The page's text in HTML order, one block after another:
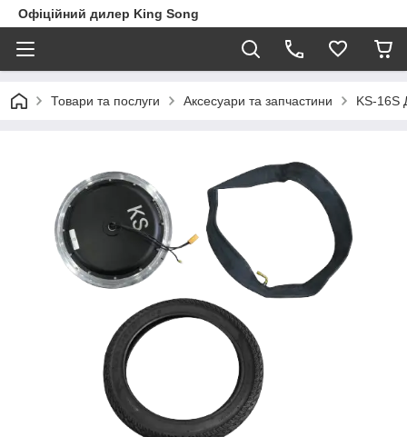
Офіційний дилер King Song
Товари та послуги Аксесуари та запчастини KS-16S